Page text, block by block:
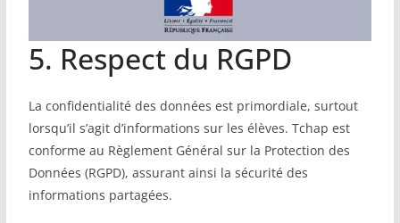
5. Respect du RGPD
La confidentialité des données est primordiale, surtout
lorsqu’il s’agit d’informations sur les élèves. Tchap est
conforme au Règlement Général sur la Protection des
Données (RGPD), assurant ainsi la sécurité des
informations partagées.